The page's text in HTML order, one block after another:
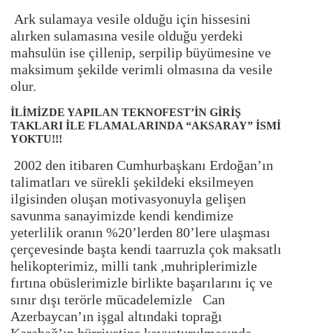
Ark sulamaya vesile olduğu için hissesini
alırken sulamasına vesile olduğu yerdeki
mahsulün ise çillenip, serpilip büyümesine ve
maksimum şekilde verimli olmasına da vesile
olur.
İLİMİZDE YAPILAN TEKNOFEST’İN GİRİŞ
TAKLARI İLE FLAMALARINDA “AKSARAY” İSMİ
YOKTU!!!
2002 den itibaren Cumhurbaşkanı Erdoğan’ın
talimatları ve sürekli şekildeki eksilmeyen
ilgisinden oluşan motivasyonuyla gelişen
savunma sanayimizde kendi kendimize
yeterlilik oranın %20’lerden 80’lere ulaşması
çerçevesinde başta kendi taarruzla çok maksatlı
helikopterimiz, milli tank ,muhriplerimizle
fırtına obüslerimizle birlikte başarılarını iç ve
sınır dışı terörle mücadelemizle Can
Azerbaycan’ın işgal altındaki toprağı